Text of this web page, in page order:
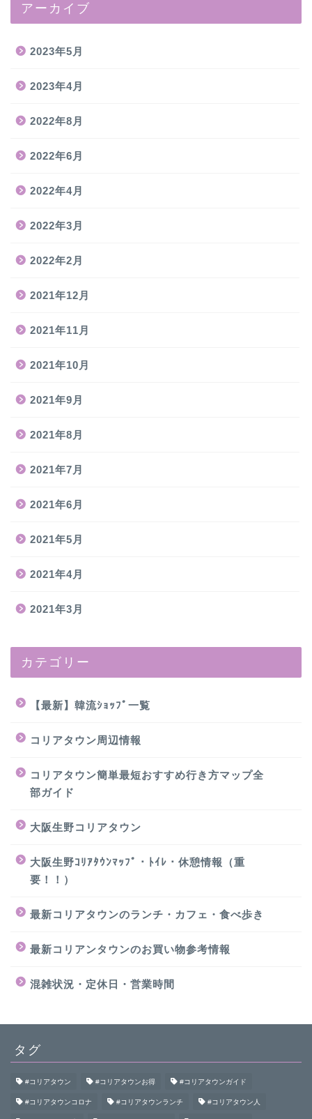
アーカイブ
2023年5月
2023年4月
2022年8月
2022年6月
2022年4月
2022年3月
2022年2月
2021年12月
2021年11月
2021年10月
2021年9月
2021年8月
2021年7月
2021年6月
2021年5月
2021年4月
2021年3月
カテゴリー
【最新】韓流ｼｮｯﾌﾟ一覧
コリアタウン周辺情報
コリアタウン簡単最短おすすめ行き方マップ全
部ガイド
大阪生野コリアタウン
大阪生野ｺﾘｱﾀｳﾝﾏｯﾌﾟ・ﾄｲﾚ・休憩情報（重
要！！）
最新コリアタウンのランチ・カフェ・食べ歩き
最新コリアンタウンのお買い物参考情報
混雑状況・定休日・営業時間
タグ
#コリアタウン #コリアタウンお得 #コリアタウンガイド
#コリアタウンコロナ #コリアタウンランチ #コリアタウン人